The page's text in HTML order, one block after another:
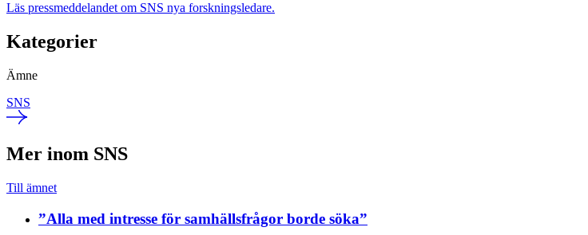
Läs pressmeddelandet om SNS nya forskningsledare.
Kategorier
Ämne
SNS
Mer inom SNS
Till ämnet
”Alla med intresse för samhällsfrågor borde söka”